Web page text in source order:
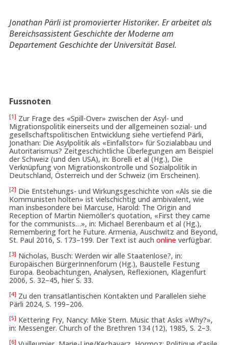
Jonathan Pärli ist promovierter Historiker. Er arbeitet als
Bereichsassistent Geschichte der Moderne am
Departement Geschichte der Universität Basel.
Fussnoten
[1] Zur Frage des «Spill-Over» zwischen der Asyl- und
Migrationspolitik einerseits und der allgemeinen sozial- und
gesellschaftspolitischen Entwicklung siehe vertiefend Pärli,
Jonathan: Die Asylpolitik als «Einfallstor» für Sozialabbau und
Autoritarismus? Zeitgeschichtliche Überlegungen am Beispiel
der Schweiz (und den USA), in: Borelli et al (Hg.), Die
Verknüpfung von Migrationskontrolle und Sozialpolitik in
Deutschland, Österreich und der Schweiz (im Erscheinen).
[2] Die Entstehungs- und Wirkungsgeschichte von «Als sie die
Kommunisten holten» ist vielschichtig und ambivalent, wie
man insbesondere bei Marcuse, Harold: The Origin and
Reception of Martin Niemöller’s quotation, «First they came
for the communists…», in: Michael Berenbaum et al (Hg.),
Remembering fort he Future. Armenia, Auschwitz and Beyond,
St. Paul 2016, S. 173–199. Der Text ist auch online verfügbar.
[3] Nicholas, Busch: Werden wir alle Staatenlose?, in:
Europäischen BürgerInnenforum (Hg.), Baustelle Festung
Europa. Beobachtungen, Analysen, Reflexionen, Klagenfurt
2006, S. 32–45, hier S. 33.
[4] Zu den transatlantischen Kontakten und Parallelen siehe
Pärli 2024, S. 199–206.
[5] Kettering Fry, Nancy: Mike Stern. Music that Asks «Why?»,
in: Messenger. Church of the Brethren 134 (12), 1985, S. 2–3.
[6]